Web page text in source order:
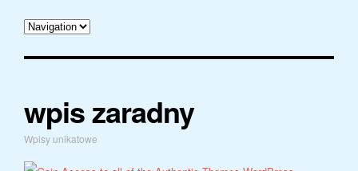
wpis zaradny
Wpisy unikatowe